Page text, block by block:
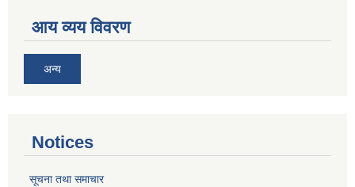
आय व्यय विवरण
अन्य
Notices
सूचना तथा समाचार